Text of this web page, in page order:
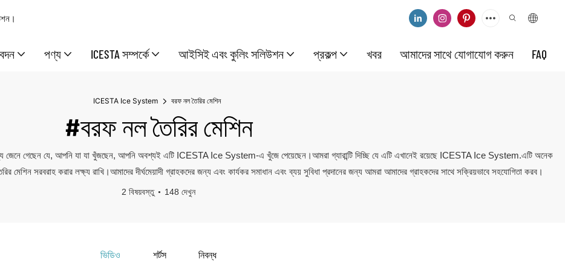
পণ্য ICESTA সম্পর্কে আইসিই এবং কুলিং সলিউশন প্রকল্প খবর আমাদের সাথে যোগাযোগ করুন FAQ
ICESTA Ice System বরফ নল তৈরির মেশিন
#বরফ নল তৈরির মেশিন
জেনে গেছেন যে, আপনি যা যা খুঁজছেন, আপনি অবশ্যই এটি ICESTA Ice System-এ খুঁজে পেয়েছেন।আমরা গ্যারান্টি দিচ্ছি যে এটি এখানেই রয়েছে ICESTA Ice System.এটি অনেক
মেশিন সরবরাহ করার লক্ষ্য রাখি।আমাদের দীর্ঘমেয়াদী গ্রাহকদের জন্য এবং কার্যকর সমাধান এবং ব্যয় সুবিধা প্রদানের জন্য আমরা আমাদের গ্রাহকদের সাথে সক্রিয়ভাবে সহযোগিতা করব।
2 বিষয়বস্তু 148 দেখুন
ভিডিও শর্টস নিবন্ধ